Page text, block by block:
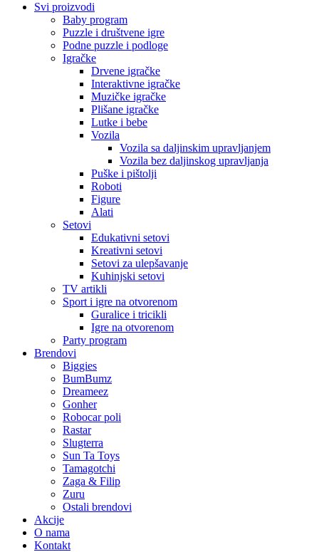
Svi proizvodi
Baby program
Puzzle i društvene igre
Podne puzzle i podloge
Igračke
Drvene igračke
Interaktivne igračke
Muzičke igračke
Plišane igračke
Lutke i bebe
Vozila
Vozila sa daljinskim upravljanjem
Vozila bez daljinskog upravljanja
Puške i pištolji
Roboti
Figure
Alati
Setovi
Edukativni setovi
Kreativni setovi
Setovi za ulepšavanje
Kuhinjski setovi
TV artikli
Sport i igre na otvorenom
Guralice i tricikli
Igre na otvorenom
Party program
Brendovi
Biggies
BumBumz
Dreameez
Gonher
Robocar poli
Rastar
Slugterra
Sun Ta Toys
Tamagotchi
Zaga & Filip
Zuru
Ostali brendovi
Akcije
O nama
Kontakt